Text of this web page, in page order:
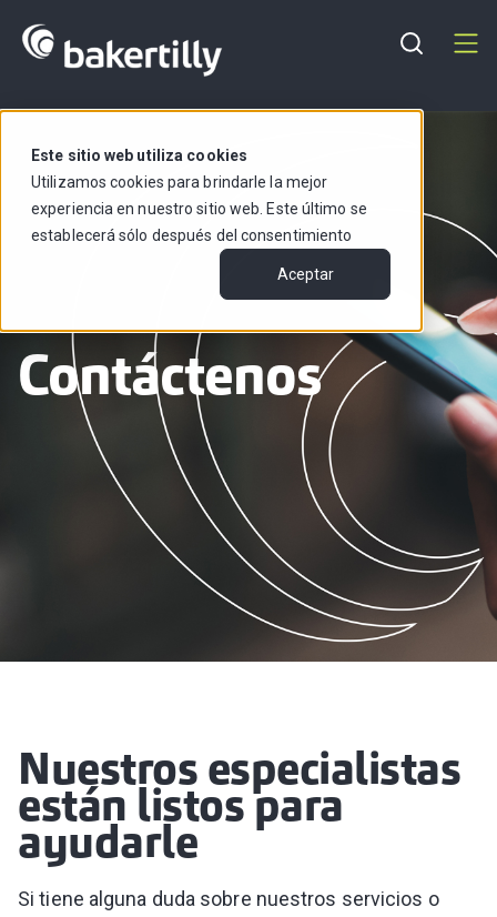
Este sitio web utiliza cookies
Utilizamos cookies para brindarle la mejor
experiencia en nuestro sitio web. Este último se
establecerá sólo después del consentimiento
Aceptar
Español
Contáctenos
Nuestros especialistas
están listos para
ayudarle
Si tiene alguna duda sobre nuestros servicios o